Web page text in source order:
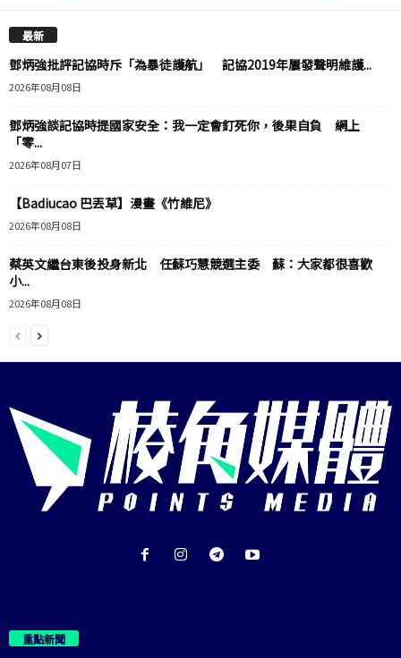
最新
鄧炳強批評記協時斥「為暴徒護航」 記協2019年屢發聲明維護...
2026年08月08日
鄧炳強談記協時提國家安全：我一定會釘死你，後果自負 網上
「零...
2026年08月07日
【Badiucao 巴丟草】漫畫《竹維尼》
2026年08月08日
蔡英文繼台東後投身新北 任蘇巧慧競選主委 蘇：大家都很喜歡
小...
2026年08月08日
重點新聞